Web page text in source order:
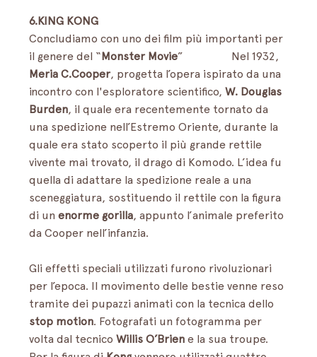
6.KING KONG
Concludiamo con uno dei film più importanti per
il genere del “Monster Movie”                 Nel 1932,
Meria C.Cooper, progetta l’opera ispirato da una
incontro con l'esploratore scientifico, W. Douglas
Burden, il quale era recentemente tornato da
una spedizione nell’Estremo Oriente, durante la
quale era stato scoperto il più grande rettile
vivente mai trovato, il drago di Komodo. L’idea fu
quella di adattare la spedizione reale a una
sceneggiatura, sostituendo il rettile con la figura
di un enorme gorilla, appunto l’animale preferito
da Cooper nell’infanzia.
Gli effetti speciali utilizzati furono rivoluzionari
per l’epoca. Il movimento delle bestie venne reso
tramite dei pupazzi animati con la tecnica dello
stop motion. Fotografati un fotogramma per
volta dal tecnico Willis O’Brien e la sua troupe.